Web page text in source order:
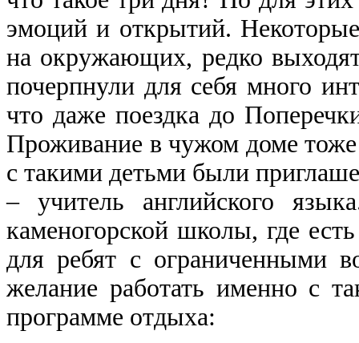
эмоций и открытий.
на окружающих, редко
почерпнули для себя много
что даже поездка до
Проживание в чужом доме
с такими детьми были
– учитель английского
каменогорской школы, где
для ребят с ограниченными
желание работать именно с
программе отдыха: